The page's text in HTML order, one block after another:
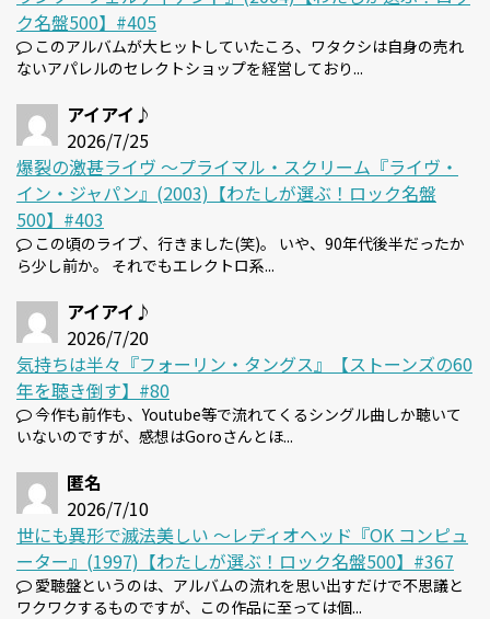
ク名盤500】#405
このアルバムが大ヒットしていたころ、ワタクシは自身の売れ
ないアパレルのセレクトショップを経営しており...
アイアイ♪
2026/7/25
爆裂の激甚ライヴ 〜プライマル・スクリーム『ライヴ・
イン・ジャパン』(2003)【わたしが選ぶ！ロック名盤
500】#403
この頃のライブ、行きました(笑)。 いや、90年代後半だったか
ら少し前か。 それでもエレクトロ系...
アイアイ♪
2026/7/20
気持ちは半々『フォーリン・タングス』【ストーンズの60
年を聴き倒す】#80
今作も前作も、Youtube等で流れてくるシングル曲しか聴いて
いないのですが、感想はGoroさんとほ...
匿名
2026/7/10
世にも異形で滅法美しい 〜レディオヘッド『OK コンピュ
ーター』(1997)【わたしが選ぶ！ロック名盤500】#367
愛聴盤というのは、アルバムの流れを思い出すだけで不思議と
ワクワクするものですが、この作品に至っては個...